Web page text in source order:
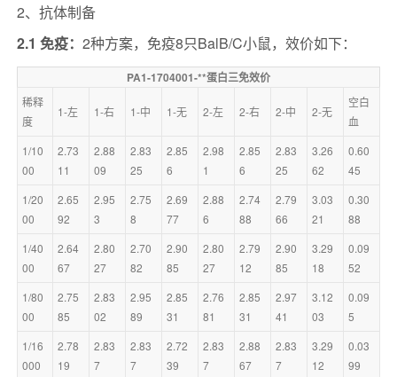
2、抗体制备
2.1 免疫： 2种方案，免疫8只BalB/C小鼠，效价如下：
PA1-1704001-**蛋白三免效价
稀释
度
1-左 1-右 1-中 1-无 2-左 2-右 2-中 2-无
空白
血
1/10
00
2.73
11
2.88
09
2.83
25
2.85
6
2.98
1
2.85
6
2.83
25
3.26
62
0.60
45
1/20
00
2.65
92
2.95
3
2.75
8
2.69
77
2.88
6
2.74
88
2.79
66
3.03
21
0.30
88
1/40
00
2.64
67
2.80
27
2.70
82
2.90
85
2.80
27
2.79
12
2.90
85
3.29
18
0.09
52
1/80
00
2.75
85
2.83
02
2.95
89
2.85
31
2.76
81
2.85
31
2.97
41
3.12
03
0.09
5
1/16
000
2.78
19
2.83
7
2.83
7
2.72
39
2.83
7
2.88
67
2.83
7
3.29
12
0.03
99